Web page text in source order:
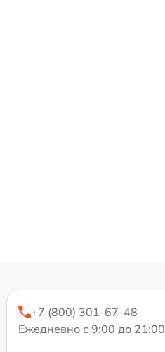
+7 (800) 301-67-48
Ежедневно с 9:00 до 21:00